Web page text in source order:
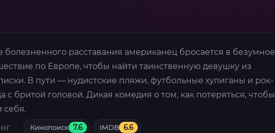
болезненного расставания американец бросается в безумное
по Европе, чтобы найти таинственную девушку из
В пути — нудистские пляжи, футбольные хулиганы и рок-
с бритой головой. Дикая комедия о том, как потеряться, чтобы
себя.
Кинопоиск 7.6 IMDB 6.6